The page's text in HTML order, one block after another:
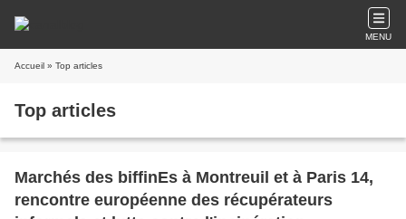
MENU
Accueil » Top articles
Top articles
Marchés des biffinEs à Montreuil et à Paris 14,
rencontre européenne des récupérateurs